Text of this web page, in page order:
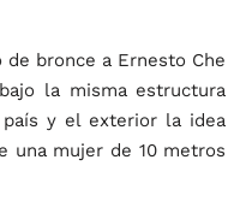
bronce a Ernesto Che
la misma estructura
país y el exterior la idea
una mujer de 10 metros